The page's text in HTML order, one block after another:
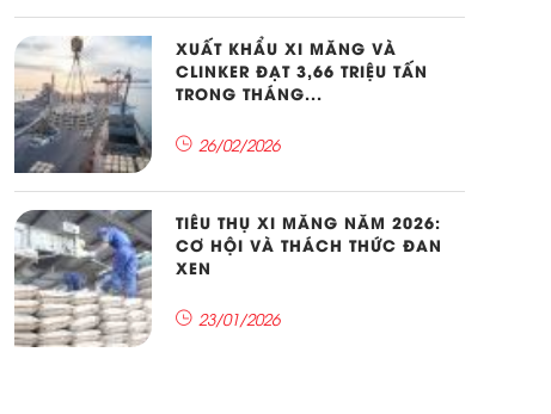
XUẤT KHẨU XI MĂNG VÀ
CLINKER ĐẠT 3,66 TRIỆU TẤN
TRONG THÁNG...
26/02/2026
TIÊU THỤ XI MĂNG NĂM 2026:
CƠ HỘI VÀ THÁCH THỨC ĐAN
XEN
23/01/2026